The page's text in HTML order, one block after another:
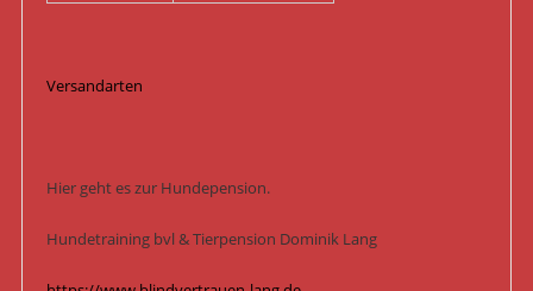
Versandarten
Hier geht es zur Hundepension.
Hundetraining bvl & Tierpension Dominik Lang